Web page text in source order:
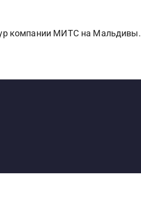
компании МИТС на Мальдивы.